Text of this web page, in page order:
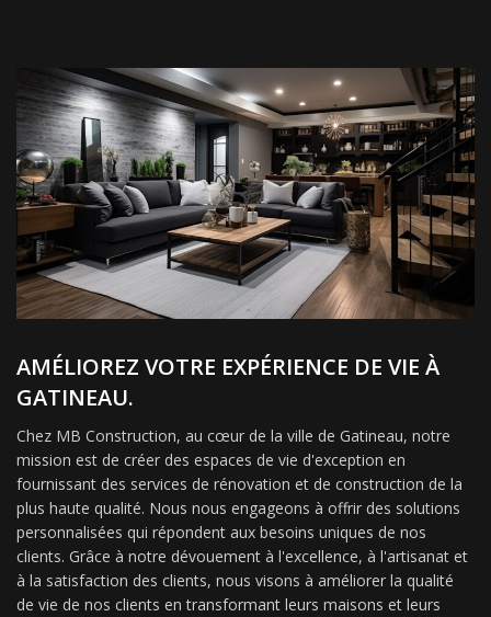
AMÉLIOREZ VOTRE EXPÉRIENCE DE VIE À
GATINEAU.
Chez MB Construction, au cœur de la ville de Gatineau, notre
mission est de créer des espaces de vie d'exception en
fournissant des services de rénovation et de construction de la
plus haute qualité. Nous nous engageons à offrir des solutions
personnalisées qui répondent aux besoins uniques de nos
clients. Grâce à notre dévouement à l'excellence, à l'artisanat et
à la satisfaction des clients, nous visons à améliorer la qualité
de vie de nos clients en transformant leurs maisons et leurs